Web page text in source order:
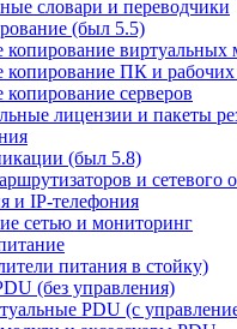
словари и переводчики
(был 5.5)
копирование
копирование ПК и
копирование серверов
лицензии и пакеты
(был 5.8)
и сетевого
и IP-телефония
сетью и мониторинг
питания в стойку)
(без управления)
PDU (с